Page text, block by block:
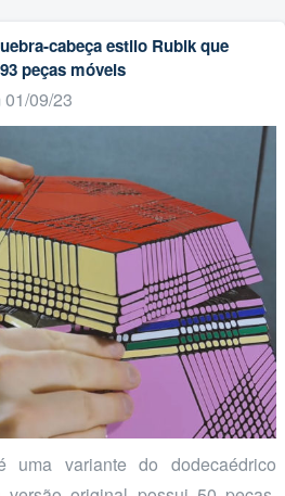
cabeça estilo Rubik que
peças móveis
01/09/23
variante do dodecaédrico